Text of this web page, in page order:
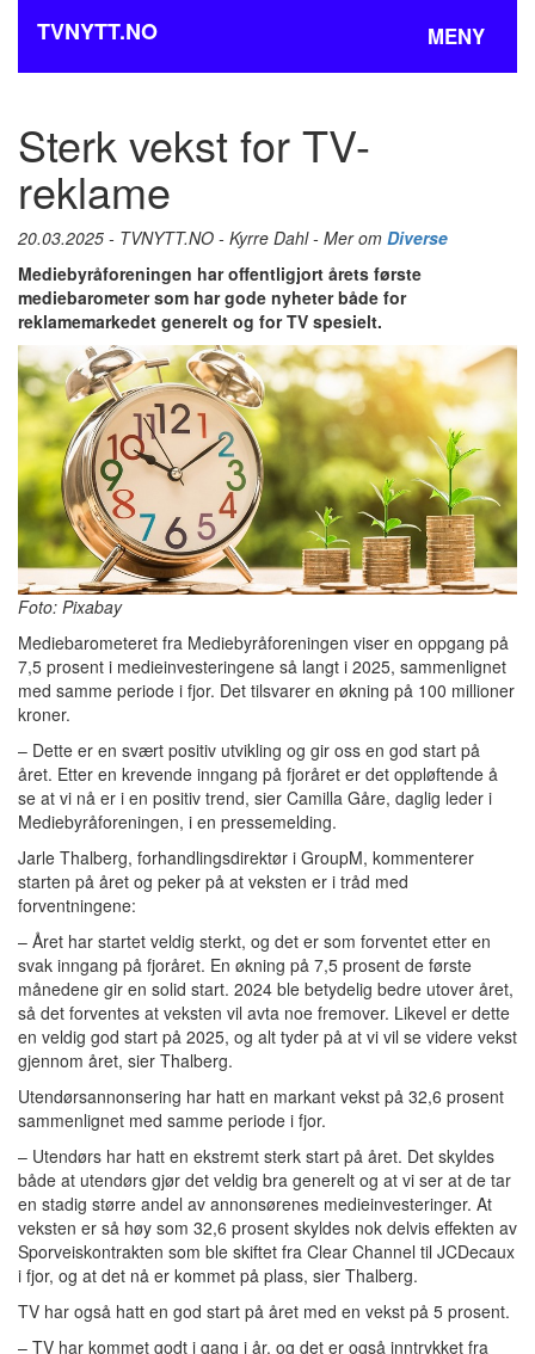
MENY
TVNYTT.NO
Sterk vekst for TV-
reklame
20.03.2025 - TVNYTT.NO - Kyrre Dahl - Mer om Diverse
Mediebyråforeningen har offentligjort årets første
mediebarometer som har gode nyheter både for
reklamemarkedet generelt og for TV spesielt.
Foto: Pixabay
Mediebarometeret fra Mediebyråforeningen viser en oppgang på
7,5 prosent i medieinvesteringene så langt i 2025, sammenlignet
med samme periode i fjor. Det tilsvarer en økning på 100 millioner
kroner.
– Dette er en svært positiv utvikling og gir oss en god start på
året. Etter en krevende inngang på fjoråret er det oppløftende å
se at vi nå er i en positiv trend, sier Camilla Gåre, daglig leder i
Mediebyråforeningen, i en pressemelding.
Jarle Thalberg, forhandlingsdirektør i GroupM, kommenterer
starten på året og peker på at veksten er i tråd med
forventningene:
– Året har startet veldig sterkt, og det er som forventet etter en
svak inngang på fjoråret. En økning på 7,5 prosent de første
månedene gir en solid start. 2024 ble betydelig bedre utover året,
så det forventes at veksten vil avta noe fremover. Likevel er dette
en veldig god start på 2025, og alt tyder på at vi vil se videre vekst
gjennom året, sier Thalberg.
Utendørsannonsering har hatt en markant vekst på 32,6 prosent
sammenlignet med samme periode i fjor.
– Utendørs har hatt en ekstremt sterk start på året. Det skyldes
både at utendørs gjør det veldig bra generelt og at vi ser at de tar
en stadig større andel av annonsørenes medieinvesteringer. At
veksten er så høy som 32,6 prosent skyldes nok delvis effekten av
Sporveiskontrakten som ble skiftet fra Clear Channel til JCDecaux
i fjor, og at det nå er kommet på plass, sier Thalberg.
TV har også hatt en god start på året med en vekst på 5 prosent.
– TV har kommet godt i gang i år, og det er også inntrykket fra